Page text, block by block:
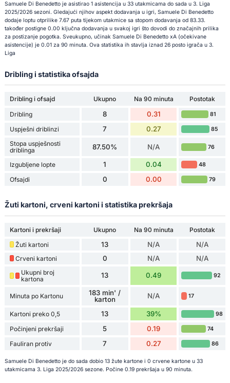
Samuele Di Benedetto je asistirao 1 asistencija u 33 utakmicama do sada u 3. Liga
2025/2026 sezoni. Gledajući njihov aspekt dodavanja u igri, Samuele Di Benedetto
dodaje loptu otprilike 7.67 puta tijekom utakmice sa stopom dodavanja od 83.33.
također postigne 0.00 ključna dodavanja u svakoj igri što dovodi do značajnih prilika
za postizanje pogotka. Sveukupno, učinak Samuele Di Benedetto xA (očekivane
asistencije) je 0.01 za 90 minuta. Ova statistika ih stavlja iznad 26 posto igrača u 3.
Liga
Dribling i statistika ofsajda
Dribling i ofsajd Ukupno Na 90 minuta
Postotak
Dribling
8 0.31 81
Uspješni driblinzi 7 0.27 85
Stopa uspješnosti
driblinga
87.50% N/A 76
Izgubljene lopte 1 0.04 48
Ofsajdi 0 0.00 79
Žuti kartoni, crveni kartoni i statistika prekršaja
Kartoni i prekršaji Ukupno Na 90 minuta
Postotak
Žuti kartoni
13 N/A N/A
Crveni kartoni 0 N/A N/A
Ukupni broj
kartona
13 0.49 92
Minuta po Kartonu
183 min' /
karton
N/A 17
Kartoni preko 0,5 13 39% 98
Počinjeni prekršaji 5 0.19 74
Fauliran protiv 7 0.27 86
Samuele Di Benedetto je do sada dobio 13 žute kartone i 0 crvene kartone u 33
utakmicama 3. Liga 2025/2026 sezone. Počine 0.19 prekršaja u 90 minuta.